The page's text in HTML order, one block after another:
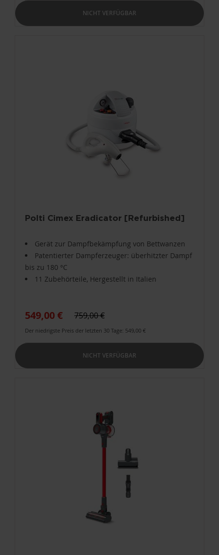
NICHT VERFÜGBAR
Polti Cimex Eradicator [Refurbished]
Gerät zur Dampfbekämpfung von Bettwanzen
Patentierter Dampferzeuger: überhitzter Dampf
bis zu 180 °C
11 Zubehörteile, Hergestellt in Italien
549,00 € 759,00 €
Der niedrigste Preis der letzten 30 Tage: 549,00 €
NICHT VERFÜGBAR